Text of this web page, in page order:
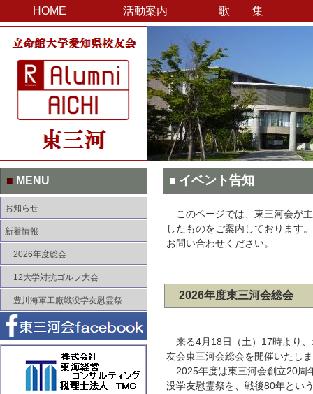
HOME 活動案内 歌 集
■ MENU
お知らせ
新着情報
2026年度総会
12大学対抗ゴルフ大会
豊川海軍工廠戦没学友慰霊祭
■ イベント告知
このページでは、東三河会が
したものをご案内しております
お問い合わせください。
2026年度東三河会総会
来る4月18日（土）17時より
友会東三河会総会を開催いたし
2025年度は東三河会創立20周
没学友慰霊祭を、戦後80年とい